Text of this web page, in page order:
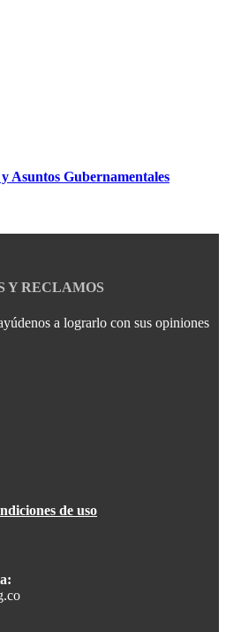
Asuntos Gubernamentales
Y RECLAMOS
a lograrlo con sus opiniones
de uso